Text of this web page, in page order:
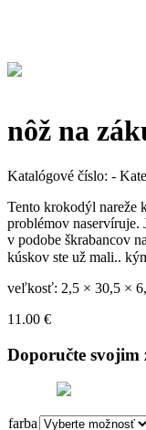
nôž na
Katalógové číslo: -
Tento krokodýl nareže
problémov naservíruje.
v podobe škrabancov
kúskov ste už mali..
veľkosť: 2,5 × 30,5 ×
11.00 €
Doporučte svojim
farba